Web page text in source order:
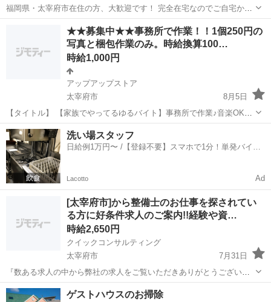
福岡県・太宰府市在住の方、大歓迎です！ 完全在宅なのでご自宅から
応募いただけます。 顔を出さなくてもOK！スマホだけで始められる
ライバーのお仕事です。 声だけのラジオ配信や、Vtuberスタイルでの
活動も歓迎してい...
太宰府市 その他 ライバー
★★募集中★★事務所で作業！！1個250円の
写真と梱包作業のみ。時給換算100…
時給1,000円
アップアップストア
太宰府市
8月5日
【タイトル】 【家族でやってるゆるバイト】事務所で作業♪音楽OK
【本文】 こんにちは！ 太宰府市吉松で、家族3人（兄31・弟29・母
62）で小さな仕事をしています。 今回、自宅2階の事務所で一緒に働
いてくれる方...
福岡 太宰府市 仕分け
洗い場スタッフ
日給例1万円〜 /【登録不要】スマホで1分！単発バイト
Lacotto Ad
[太宰府市]から整備士のお仕事を探されてい
る方に好条件求人のご案内!!経験や資…
時給2,650円
クイックコンサルティング
太宰府市
7月31日
『数ある求人の中から弊社の求人をご覧いただきありがとうございま
す!!』 全国に様々な求人を5万件以上取り扱っておりご希望条件やご状
況に応じてマッチしそうな求人をご案内いたします!! 応募前に相談だ
福岡 太宰府市 スタッフ
ゲストハウスのお掃除